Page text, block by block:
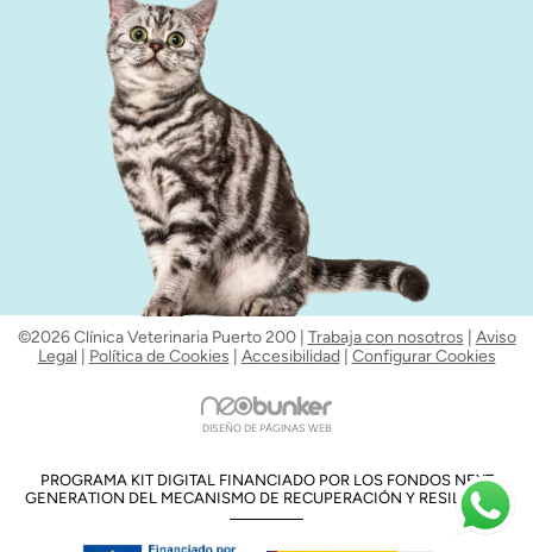
©2026 Clínica Veterinaria Puerto 200 | Trabaja con nosotros
Aviso
Legal
Política de Cookies Accesibilidad| Configurar Cookies
DISEÑO DE PÁGINAS WEB
PROGRAMA KIT DIGITAL FINANCIADO POR LOS FONDOS NEXT
GENERATION DEL MECANISMO DE RECUPERACIÓN Y RESILENCIA